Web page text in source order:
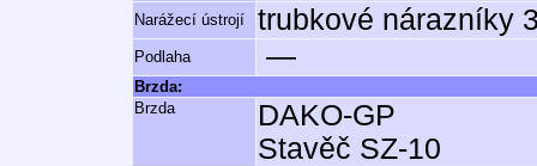
Narážecí ústrojí trubkové nárazníky
Podlaha —
Brzda:
Brzda
DAKO-GP
Stavěč SZ-10